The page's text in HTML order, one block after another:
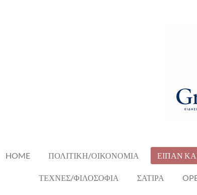
HOME ΠΟΛΙΤΙΚΗ/ΟΙΚΟΝΟΜΙΑ ΕΙΠΑΝ
ΤΕΧΝΕΣ/ΦΙΛΟΣΟΦΙΑ ΣΑΤΙΡΑ